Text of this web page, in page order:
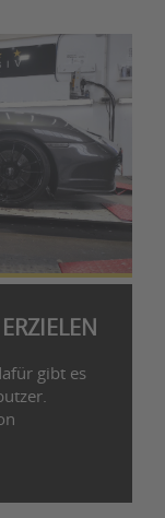
gibt es